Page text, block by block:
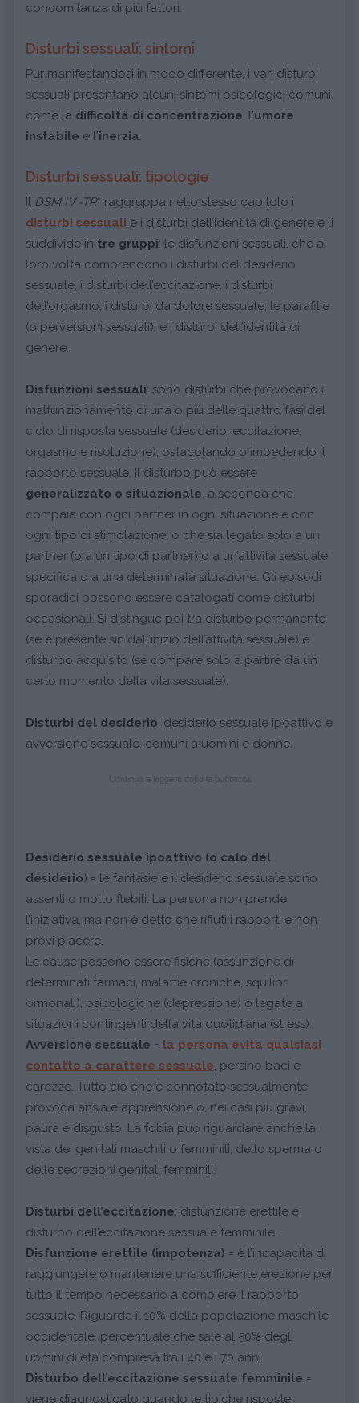
concomitanza di più fattori.
Disturbi sessuali: sintomi
Pur manifestandosi in modo differente, i vari disturbi
sessuali presentano alcuni sintomi psicologici comuni,
come la difficoltà di concentrazione, l'umore
instabile e l'inerzia.
Disturbi sessuali: tipologie
Il DSM IV -TR* raggruppa nello stesso capitolo i
disturbi sessuali e i disturbi dell’identità di genere e li
suddivide in tre gruppi: le disfunzioni sessuali, che a
loro volta comprendono i disturbi del desiderio
sessuale, i disturbi dell’eccitazione, i disturbi
dell’orgasmo, i disturbi da dolore sessuale; le parafilie
(o perversioni sessuali); e i disturbi dell’identità di
genere.
Disfunzioni sessuali: sono disturbi che provocano il
malfunzionamento di una o più delle quattro fasi del
ciclo di risposta sessuale (desiderio, eccitazione,
orgasmo e risoluzione), ostacolando o impedendo il
rapporto sessuale. Il disturbo può essere
generalizzato o situazionale, a seconda che
compaia con ogni partner in ogni situazione e con
ogni tipo di stimolazione, o che sia legato solo a un
partner (o a un tipo di partner) o a un’attività sessuale
specifica o a una determinata situazione. Gli episodi
sporadici possono essere catalogati come disturbi
occasionali. Si distingue poi tra disturbo permanente
(se è presente sin dall’inizio dell’attività sessuale) e
disturbo acquisito (se compare solo a partire da un
certo momento della vita sessuale).
Disturbi del desiderio: desiderio sessuale ipoattivo e
avversione sessuale, comuni a uomini e donne.
Desiderio sessuale ipoattivo (o calo del
desiderio) = le fantasie e il desiderio sessuale sono
assenti o molto flebili. La persona non prende
l’iniziativa, ma non è detto che rifiuti i rapporti e non
provi piacere.
Le cause possono essere fisiche (assunzione di
determinati farmaci, malattie croniche, squilibri
ormonali), psicologiche (depressione) o legate a
situazioni contingenti della vita quotidiana (stress).
Avversione sessuale = la persona evita qualsiasi
contatto a carattere sessuale, persino baci e
carezze. Tutto ciò che è connotato sessualmente
provoca ansia e apprensione o, nei casi più gravi,
paura e disgusto. La fobia può riguardare anche la
vista dei genitali maschili o femminili, dello sperma o
delle secrezioni genitali femminili.
Disturbi dell’eccitazione: disfunzione erettile e
disturbo dell’eccitazione sessuale femminile.
Disfunzione erettile (impotenza) = è l’incapacità di
raggiungere o mantenere una sufficiente erezione per
tutto il tempo necessario a compiere il rapporto
sessuale. Riguarda il 10% della popolazione maschile
occidentale, percentuale che sale al 50% degli
uomini di età compresa tra i 40 e i 70 anni.
Disturbo dell’eccitazione sessuale femminile =
viene diagnosticato quando le tipiche risposte